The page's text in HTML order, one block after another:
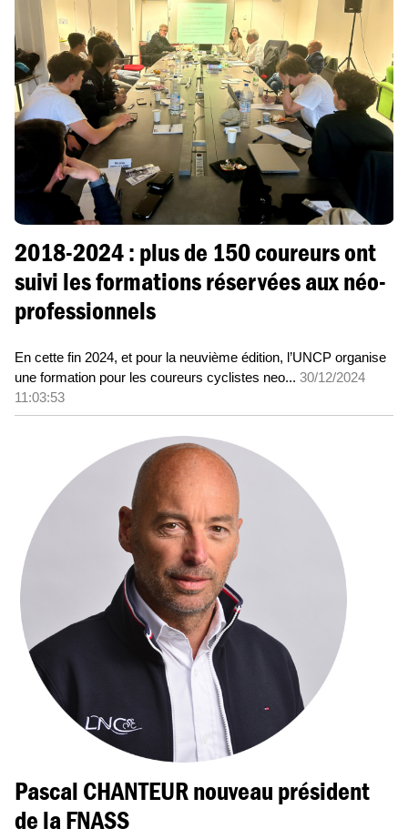
2018-2024 : plus de 150 coureurs ont
suivi les formations réservées aux néo-
professionnels
En cette fin 2024, et pour la neuvième édition, l’UNCP organise
une formation pour les coureurs cyclistes neo... 30/12/2024
11:03:53
Pascal CHANTEUR nouveau président
de la FNASS